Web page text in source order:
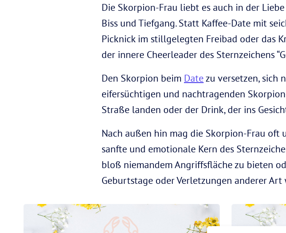
Die Skorpion-Frau liebt es auch in der
Biss und Tiefgang. Statt Kaffee-Date mit
Picknick im stillgelegten Freibad oder das
der innere Cheerleader des Sternzeichens
Den Skorpion beim Datezu versetzen, sich
eifersüchtigen und nachtragenden
Straße landen oder der Drink, der ins
Nach außen hin mag die Skorpion-Frau
sanfte und emotionale Kern des
bloß niemandem Angriffsfläche zu bieten
Geburtstage oder Verletzungen anderer